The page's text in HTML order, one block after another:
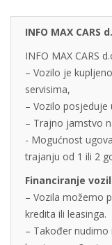
INFO MAX CARS
INFO MAX CARS
– Vozilo je
servisima,
– Vozilo posjeduje
– Trajno jamstvo
- Mogućnost
trajanju od 1 ili 2
Financiranje
– Vozila možemo
kredita ili leasinga.
– Također nudimo